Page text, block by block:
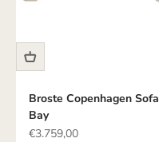
Broste Copenhagen Sofa
Bay
Angebot
€3.759,00